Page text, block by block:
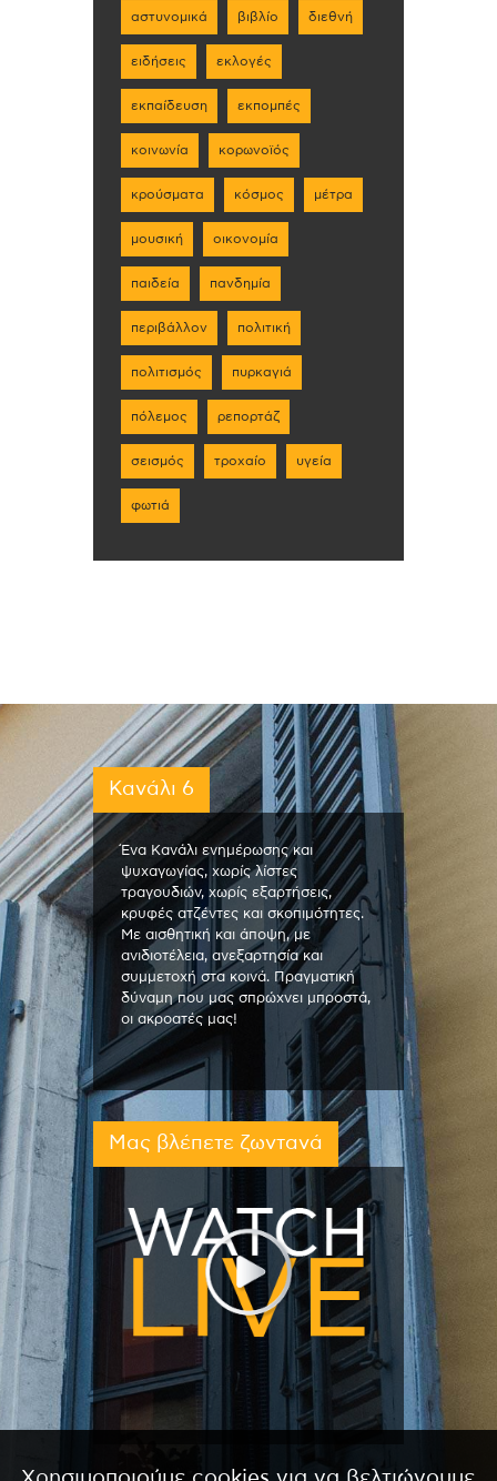
αστυνομικά βιβλίο διεθνή
ειδήσεις εκλογές
εκπαίδευση εκπομπές
κοινωνία κορωνοϊός
κρούσματα κόσμος μέτρα
μουσική οικονομία
παιδεία πανδημία
περιβάλλον πολιτική
πολιτισμός πυρκαγιά
πόλεμος ρεπορτάζ
σεισμός τροχαίο υγεία
φωτιά
Κανάλι 6
Ένα Κανάλι ενημέρωσης και
ψυχαγωγίας, χωρίς λίστες
τραγουδιών, χωρίς εξαρτήσεις,
κρυφές ατζέντες και σκοπιμότητες.
Με αισθητική και άποψη, με
ανιδιοτέλεια, ανεξαρτησία και
συμμετοχή στα κοινά. Πραγματική
δύναμη που μας σπρώχνει μπροστά,
οι ακροατές μας!
Μας βλέπετε ζωντανά